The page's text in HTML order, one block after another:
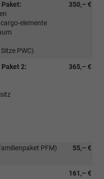
350,– €
elemente
PWC)
365,– €
2:
55,– €
PFM)
161,– €